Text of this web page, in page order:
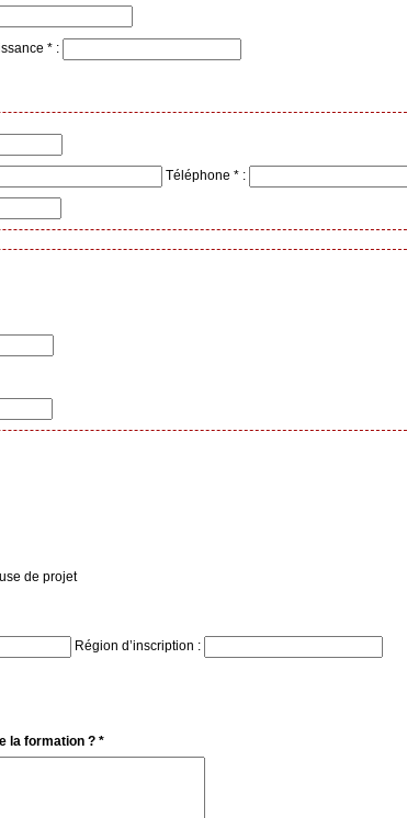
* :
Téléphone * :
ou porteuse de projet
Région d’inscription :
la formation ? *